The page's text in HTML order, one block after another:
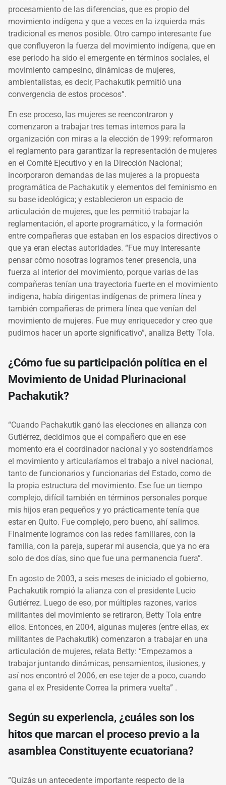
procesamiento de las diferencias, que es propio del
movimiento indígena y que a veces en la izquierda más
tradicional es menos posible. Otro campo interesante fue
que confluyeron la fuerza del movimiento indígena, que en
ese periodo ha sido el emergente en términos sociales, el
movimiento campesino, dinámicas de mujeres,
ambientalistas, es decir, Pachakutik permitió una
convergencia de estos procesos”.
En ese proceso, las mujeres se reencontraron y
comenzaron a trabajar tres temas internos para la
organización con miras a la elección de 1999: reformaron
el reglamento para garantizar la representación de mujeres
en el Comité Ejecutivo y en la Dirección Nacional;
incorporaron demandas de las mujeres a la propuesta
programática de Pachakutik y elementos del feminismo en
su base ideológica; y establecieron un espacio de
articulación de mujeres, que les permitió trabajar la
reglamentación, el aporte programático, y la formación
entre compañeras que estaban en los espacios directivos o
que ya eran electas autoridades. “Fue muy interesante
pensar cómo nosotras logramos tener presencia, una
fuerza al interior del movimiento, porque varias de las
compañeras tenían una trayectoria fuerte en el movimiento
indigena, había dirigentas indígenas de primera línea y
también compañeras de primera línea que venían del
movimiento de mujeres. Fue muy enriquecedor y creo que
pudimos hacer un aporte significativo”, analiza Betty Tola.
¿Cómo fue su participación política en el
Movimiento de Unidad Plurinacional
Pachakutik?
“Cuando Pachakutik ganó las elecciones en alianza con
Gutiérrez, decidimos que el compañero que en ese
momento era el coordinador nacional y yo sostendríamos
el movimiento y articularíamos el trabajo a nivel nacional,
tanto de funcionarios y funcionarias del Estado, como de
la propia estructura del movimiento. Ese fue un tiempo
complejo, difícil también en términos personales porque
mis hijos eran pequeños y yo prácticamente tenía que
estar en Quito. Fue complejo, pero bueno, ahí salimos.
Finalmente logramos con las redes familiares, con la
familia, con la pareja, superar mi ausencia, que ya no era
solo de dos días, sino que fue una permanencia fuera”.
En agosto de 2003, a seis meses de iniciado el gobierno,
Pachakutik rompió la alianza con el presidente Lucio
Gutiérrez. Luego de eso, por múltiples razones, varios
militantes del movimiento se retiraron, Betty Tola entre
ellos. Entonces, en 2004, algunas mujeres (entre ellas, ex
militantes de Pachakutik) comenzaron a trabajar en una
articulación de mujeres, relata Betty: “Empezamos a
trabajar juntando dinámicas, pensamientos, ilusiones, y
así nos encontró el 2006, en ese tejer de a poco, cuando
gana el ex Presidente Correa la primera vuelta” .
Según su experiencia, ¿cuáles son los
hitos que marcan el proceso previo a la
asamblea Constituyente ecuatoriana?
“Quizás un antecedente importante respecto de la